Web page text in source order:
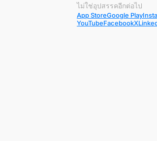
ไม่ใช่อุปสรรคอีกต่อไป
App StoreGoogle Play
YouTubeFacebookX